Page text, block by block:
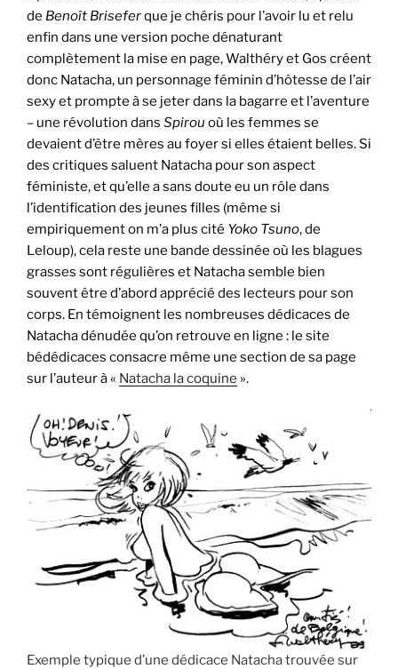
de Benoît Briseferque je chéris pour l’avoir lu et relu
enfin dans une version poche dénaturant
complètement la mise en page, Walthéry et Gos créent
donc Natacha, un personnage féminin d’hôtesse de l’air
sexy et prompte à se jeter dans la bagarre et l’aventure
– une révolution dans Spirou où les femmes se
devaient d’être mères au foyer si elles étaient belles. Si
des critiques saluent Natacha pour son aspect
féministe, et qu’elle a sans doute eu un rôle dans
l’identification des jeunes filles (même si
empiriquement on m’a plus cité Yoko Tsuno, de
Leloup), cela reste une bande dessinée où les blagues
grasses sont régulières et Natacha semble bien
souvent être d’abord apprécié des lecteurs pour son
corps. En témoignent les nombreuses dédicaces de
Natacha dénudée qu’on retrouve en ligne : le site
bédédicaces consacre même une section de sa page
sur l’auteur à « Natacha la coquine ».
Exemple typique d’une dédicace Natacha trouvée sur